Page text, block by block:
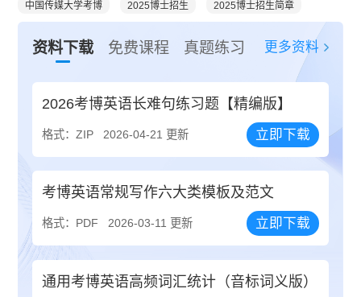
中国传媒大学考博 2025博士招生 2025博士招生简章
资料下载 免费课程 真题练习 更多资料
2026考博英语长难句练习题【精编版】
格式：ZIP 2026-04-21 更新 立即下载
考博英语常规写作六大类模板及范文
格式：PDF 2026-03-11 更新 立即下载
通用考博英语高频词汇统计（音标词义版）